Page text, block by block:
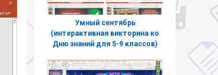
Умный сентябрь
(интерактивная викторина ко
Дню знаний для 5-9 классов)